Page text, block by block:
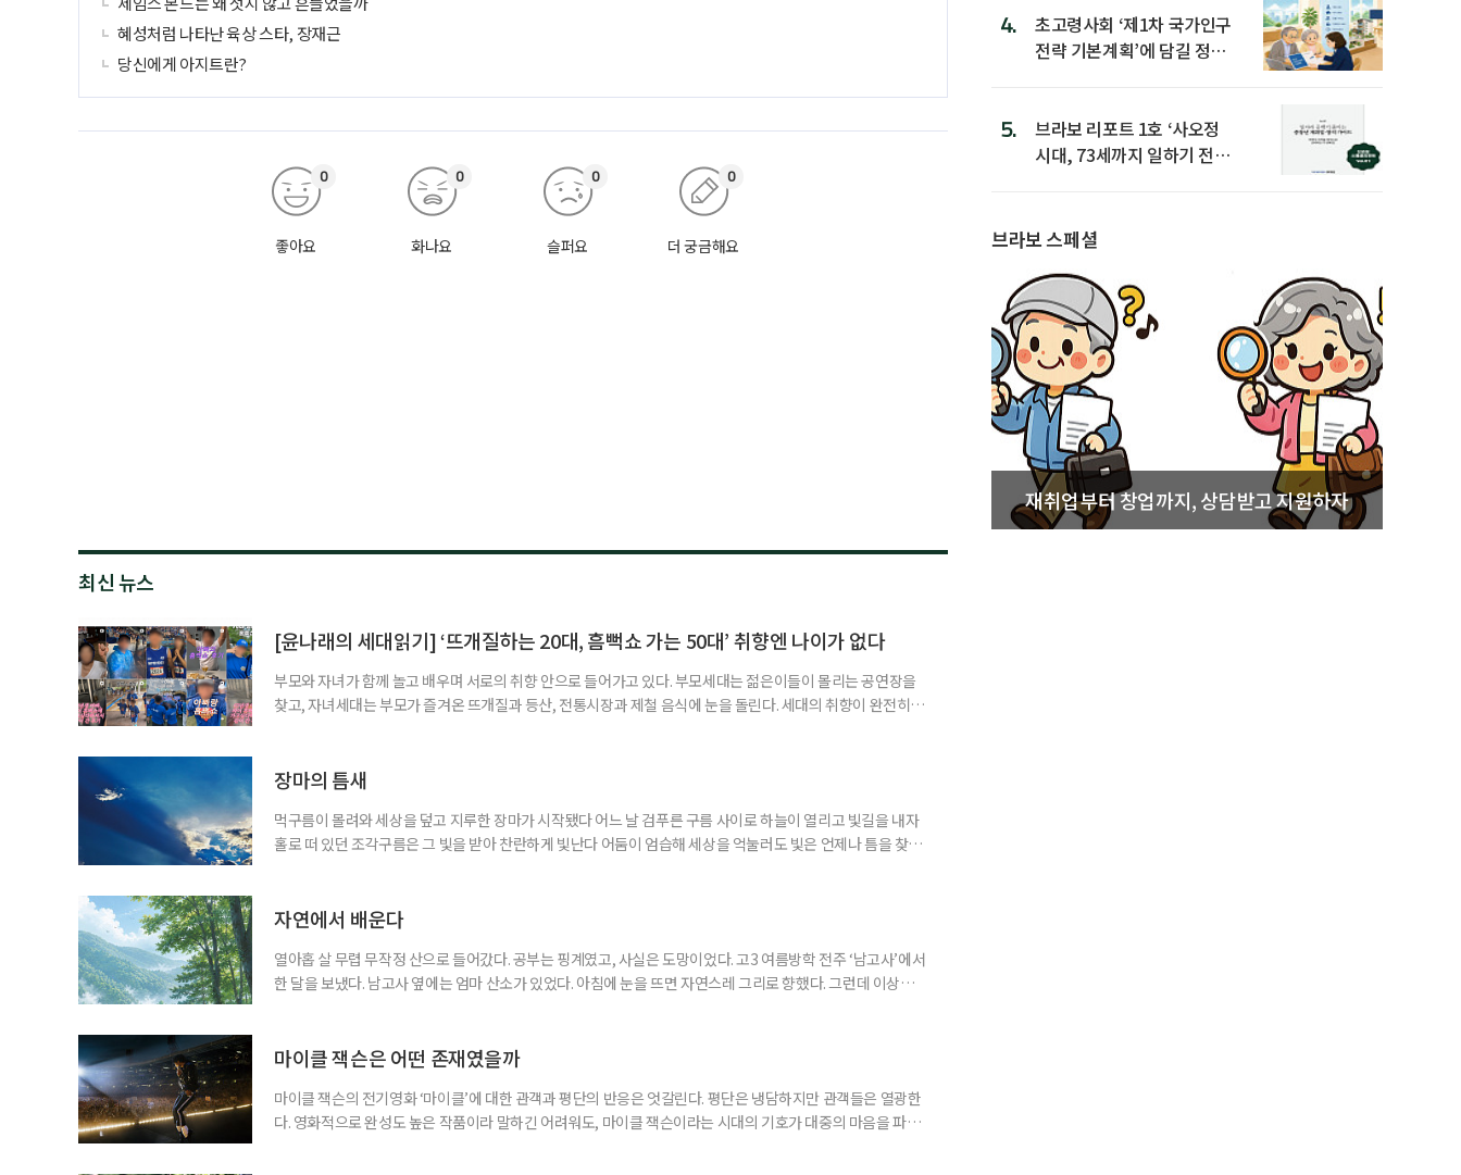
혜성처럼 나타난 육상 스타, 장재근
당신에게 아지트란?
좋아요
0
화나요
0
슬퍼요
0
더 궁금해요
0
최신 뉴스
[윤나래의 세대읽기] ‘뜨개질하는 20대, 흠뻑쇼 가는 50대’ 취향엔 나이가 없다
부모와 자녀가 함께 놀고 배우며 서로의 취향 안으로 들어가고 있다. 부모세대는 젊은이들이 몰리는 공연장을
찾고, 자녀세대는 부모가 즐겨온 뜨개질과 등산, 전통시장과 제철 음식에 눈을 돌린다. 세대의 취향이 완전히
에 맞춰 뛰는 여름 축제는 오랫동안 젊은 층의 놀이터처럼 여겨졌다. 김 씨도 처음에는 “내가 가도 어색하
장마의 틈새
먹구름이 몰려와 세상을 덮고 지루한 장마가 시작됐다 어느 날 검푸른 구름 사이로 하늘이 열리고 빛길을 내자
홀로 떠 있던 조각구름은 그 빛을 받아 찬란하게 빛난다 어둠이 엄습해 세상을 억눌러도 빛은 언제나 틈을 찾아
자연에서 배운다
열아홉 살 무렵 무작정 산으로 들어갔다. 공부는 핑계였고, 사실은 도망이었다. 고3 여름방학 전주 ‘남고사’에서
한 달을 보냈다. 남고사 옆에는 엄마 산소가 있었다. 아침에 눈을 뜨면 자연스레 그리로 향했다. 그런데 이상하
람의 눈길이 없는 곳에서 비로소 나는 나를 제대로 들여다볼 수 있었다. 산에서 보낸 한 달
마이클 잭슨은 어떤 존재였을까
마이클 잭슨의 전기영화 ‘마이클’에 대한 관객과 평단의 반응은 엇갈린다. 평단은 냉담하지만 관객들은 열광한
다. 영화적으로 완성도 높은 작품이라 말하긴 어려워도, 마이클 잭슨이라는 시대의 기호가 대중의 마음을 파고
4.
초고령사회 ‘제1차 국가인구
전략 기본계획’에 담길 정책
5.
브라보 리포트 1호 ‘사오정
시대, 73세까지 일하기 전략’
브라보 스페셜
재취업부터 창업까지, 상담받고 지원하자